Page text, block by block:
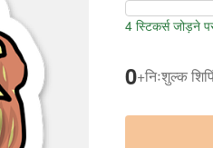
4 स्टिकर्स जोड़ने
0+निःशुल्क